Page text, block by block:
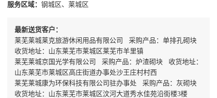
服务区域： 钢城区、莱城区
最新送货客户：
莱芜莱城莱克旅游休闲用品有限公司 采购产品：单排孔砌块
收货地址：山东莱芜市莱城区莱芜市羊里镇
莱芜莱城京国光学有限公司 采购产品：炉渣砌块 收货地址：
山东莱芜市莱城区高庄街道办事处沙王庄村村西
莱芜莱城康为环保科技有限公司驻办事处 采购产品：灰砌块
收货地址：山东莱芜市莱城区汶河大道秀水佳苑沿街楼3楼